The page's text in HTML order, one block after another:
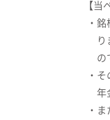
【当
・
の
・
年
・